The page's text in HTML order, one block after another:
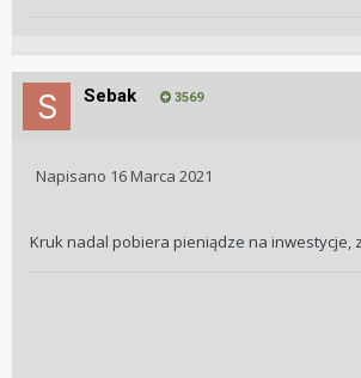
Sebak 3569
Napisano 16 Marca 2021
Kruk nadal pobiera pieniądze na inwestycje,